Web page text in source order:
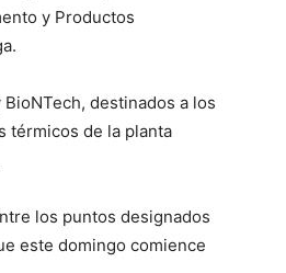
y Productos
destinados a los
térmicos de la planta
los puntos designados
este domingo comience